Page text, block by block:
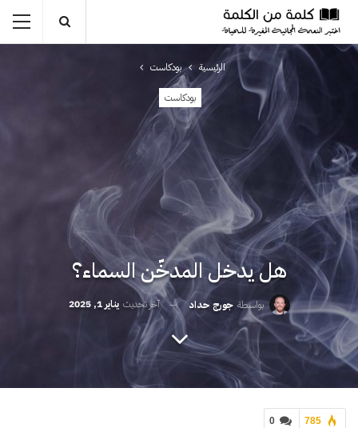
الرئيسية بودكاست
بودكاست
هل يدخل المدخّن السماء؟
بواسطة جورج حداد آخر تحديث يناير 1, 2025
0 785